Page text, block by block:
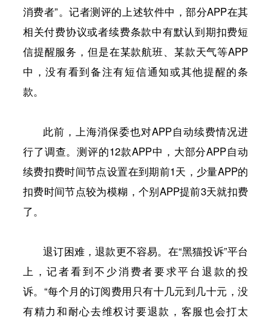
消费者”。记者测评的上述软件中，部分APP在其
相关付费协议或者续费条款中有默认到期扣费短
信提醒服务，但是在某款航班、某款天气等APP
中，没有看到备注有短信通知或其他提醒的条
款。
此前，上海消保委也对APP自动续费情况进
行了调查。测评的12款APP中，大部分APP自动
续费扣费时间节点设置在到期前1天，少量APP的
扣费时间节点较为模糊，个别APP提前3天就扣费
了。
退订困难，退款更不容易。在“黑猫投诉”平台
上，记者看到不少消费者要求平台退款的投
诉。“每个月的订阅费用只有十几元到几十元，没
有精力和耐心去维权讨要退款，客服也会打太